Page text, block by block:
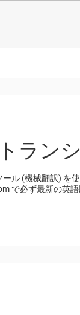
ラン
ル (機械翻訳) を
で必ず最新の英